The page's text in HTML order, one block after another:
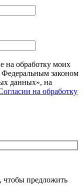
на обработку моих
Федеральным законом
данных», на
на обработку
предложить